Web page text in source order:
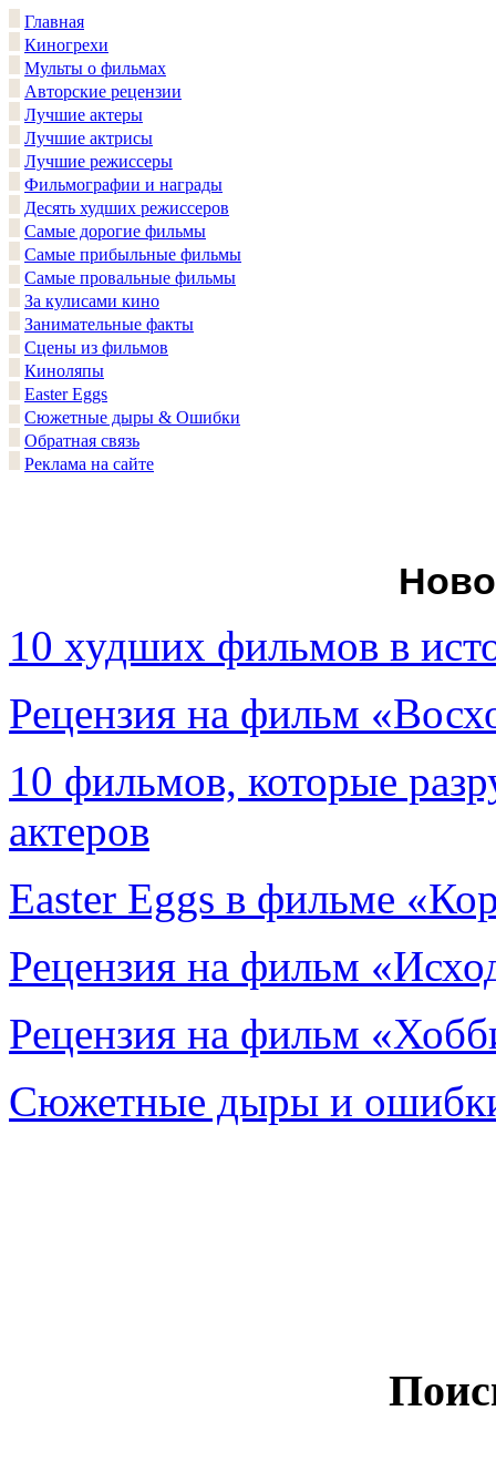
Главная
Киногрехи
Мульты о фильмах
Авторские рецензии
Лучшие актеры
Лучшие актрисы
Лучшие режиссеры
Фильмографии и награды
Десять худших режиссеров
Самые дорогие фильмы
Самые прибыльные фильмы
Самые провальные фильмы
За кулисами кино
Занимательные факты
Сцены из фильмов
Киноляпы
Easter Eggs
Сюжетные дыры & Ошибки
Обратная связь
Реклама на сайте
10 худших фильмов в
Рецензия на фильм
10 фильмов, которые
актеров
Easter Eggs в фильме
Рецензия на фильм
Рецензия на фильм
Сюжетные дыры и